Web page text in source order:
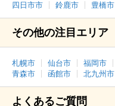
四日市市
鈴鹿市 豊橋市
その他の注目エリア
札幌市 仙台市 福岡市
青森市
函館市 北九州市
よくあるご質問